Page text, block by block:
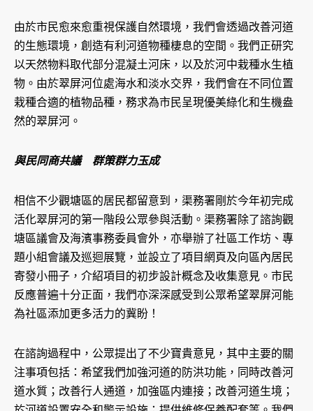
由於市民愈來愈重視保護自然環境，我們會透過改善河道
的生態環境，創造有利河道物種棲息的空間。我們正研究
以天然物料取代部分混凝土河床，以及於河中栽種水生植
物。由於翠屏河位處海水和淡水交界，我們會在不同位置
栽種合適的植物品種，務求為市民呈現優美綠化和生機盎
然的翠屏河。
與民同商共議 群策群力玉成
相信不少觀塘區的居民都留意到，渠務署剛於今年初完成
活化翠屏河的第一階段公眾參與活動。渠務署除了諮詢觀
塘區議會及海濱事務委員會外，亦舉辦了社區工作坊、專
題小組會議及巡迴展覽，並設立了項目網頁及向區內居民
寄發小冊子，介紹項目的初步設計概念及收集意見。市民
反應普遍十分正面，我們亦深深感受到公眾希望翠屏河能
為社區添加更多活力的冀盼！
在諮詢過程中，公眾提出了不少寶貴意見，其中主要的關
注事項包括：希望我們加強河道的防洪功能，同時改善河
道水質；改善行人通道，加強區内連接；改善河道生境；